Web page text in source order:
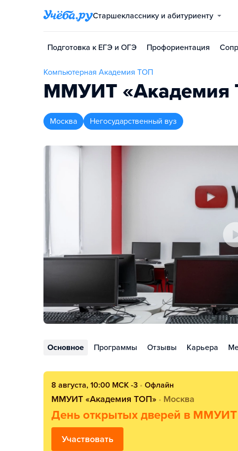
Старшекласснику и абитуриенту
Подготовка к ЕГЭ и ОГЭ Профориентация
Компьютерная Академия ТОП
ММУИТ «Академия
Москва Негосударственный вуз
Основное Программы Отзывы Карьера
8 августа, 10:00 МСК -3 • Офлайн
ММУИТ «Академия ТОП» • Москва
День открытых дверей в
Участвовать